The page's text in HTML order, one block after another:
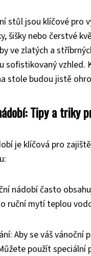
stůl jsou klíčové
šišky nebo čerstvé
ve zlatých a
sofistikovaný vzhled.
stole budou jistě
Tipy a triky
je klíčová pro
nádobí často
ruční mytí teplou
Aby se váš
použít speciální